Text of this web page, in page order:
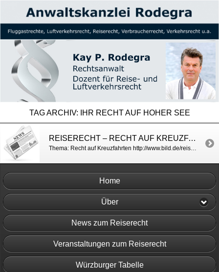
TAG ARCHIV: IHR RECHT AUF HOHER SEE
REISERECHT – RECHT AUF KREUZFAHRTEN / BILD
Thema: Recht auf Kreuzfahrten http://www.bild.de/reise/2014/kreuzfahrt/kreuzfahrt-recht-35214034.bild.html
Home
Über
News zum Reiserecht
Veranstaltungen zum Reiserecht
Würzburger Tabelle